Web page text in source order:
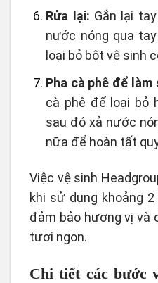
Rửa lại: Gắn lại
nước nóng qua
loại bỏ bột vệ sinh
Pha cà phê để làm
cà phê để loại bỏ
sau đó xả nước
nữa để hoàn tất
Việc vệ sinh
khi sử dụng khoảng
đảm bảo hương vị và
tươi ngon.
Chi tiết các bước